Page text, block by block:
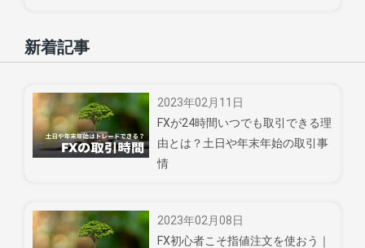
新着記事
2023年02月11日
FXが24時間いつでも取引できる理
由とは？土日や年末年始の取引事
情
2023年02月08日
FX初心者こそ指値注文を使おう｜